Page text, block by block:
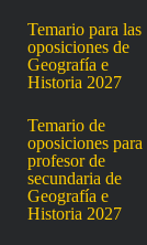
Temario para las
oposiciones de
Geografía e
Historia 2027
Temario de
oposiciones para
profesor de
secundaria de
Geografía e
Historia 2027